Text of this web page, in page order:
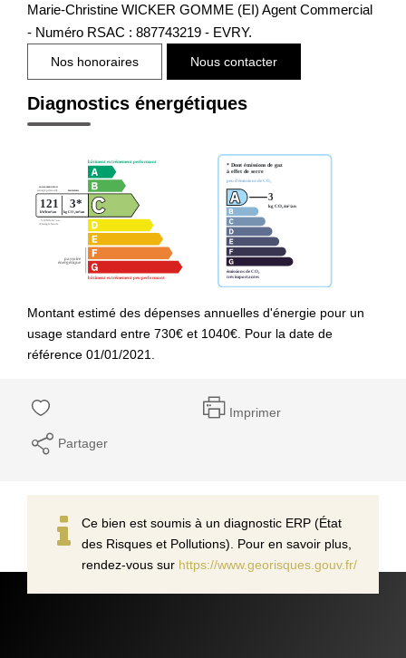
Marie-Christine WICKER GOMME (EI) Agent Commercial
- Numéro RSAC : 887743219 - EVRY.
Nos honoraires Nous contacter
Diagnostics énergétiques
Montant estimé des dépenses annuelles d'énergie pour un
usage standard entre 730€ et 1040€. Pour la date de
référence 01/01/2021.
Imprimer
Partager
Ce bien est soumis à un diagnostic ERP (État
des Risques et Pollutions). Pour en savoir plus,
rendez-vous sur https://www.georisques.gouv.fr/